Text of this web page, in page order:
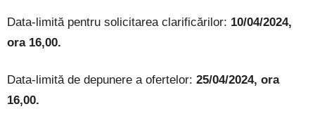
Data-limită pentru solicitarea clarificărilor: 10/04/2024,
ora 16,00.
Data-limită de depunere a ofertelor: 25/04/2024, ora
16,00.